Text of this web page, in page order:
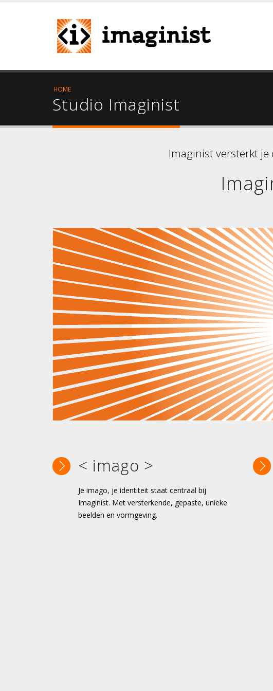
HOME
Studio Imaginist
Imaginist versterkt
< imago >
Je imago, je identiteit staat centraal bij
Imaginist. Met versterkende, gepaste, unieke
beelden en vormgeving.